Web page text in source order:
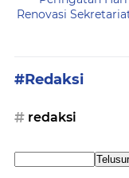
Renovasi
#Redaksi
redaksi